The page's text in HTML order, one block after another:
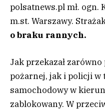
polsatnews.pl mł. ogn.
m.st. Warszawy.
o braku rannych.
Jak przekazał
pożarnej, jak i policji
samochodowy w
zablokowany. W